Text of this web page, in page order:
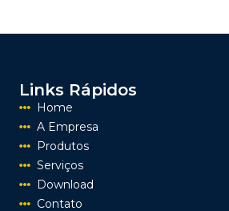
Links Rápidos
Home
A Empresa
Produtos
Serviços
Download
Contato